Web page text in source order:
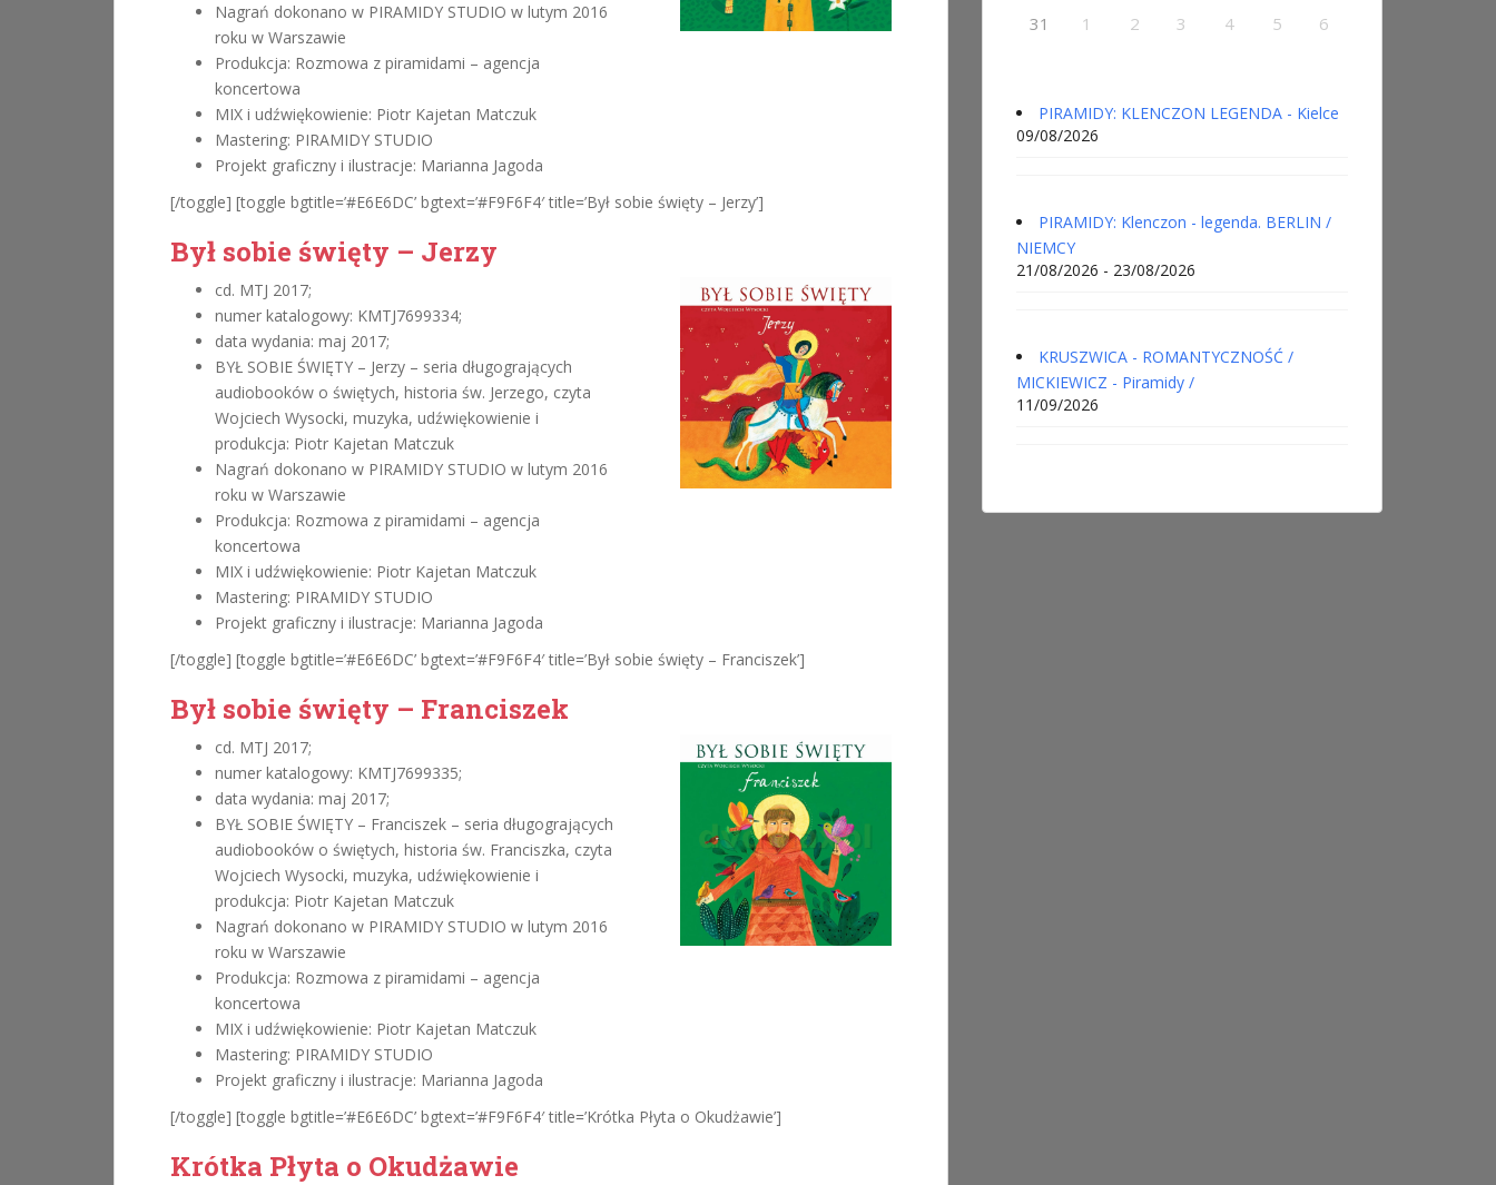
Nagrań dokonano w PIRAMIDY STUDIO w lutym 2016
roku w Warszawie
Produkcja: Rozmowa z piramidami – agencja
koncertowa
MIX i udźwiękowienie: Piotr Kajetan Matczuk
Mastering: PIRAMIDY STUDIO
Projekt graficzny i ilustracje: Marianna Jagoda
[/toggle] [toggle bgtitle=’#E6E6DC’ bgtext=’#F9F6F4′ title=’Był sobie święty – Jerzy’]
Był sobie święty – Jerzy
cd. MTJ 2017;
numer katalogowy: KMTJ7699334;
data wydania: maj 2017;
BYŁ SOBIE ŚWIĘTY – Jerzy – seria długogrających
audiobooków o świętych, historia św. Jerzego, czyta
Wojciech Wysocki, muzyka, udźwiękowienie i
produkcja: Piotr Kajetan Matczuk
Nagrań dokonano w PIRAMIDY STUDIO w lutym 2016
roku w Warszawie
Produkcja: Rozmowa z piramidami – agencja
koncertowa
MIX i udźwiękowienie: Piotr Kajetan Matczuk
Mastering: PIRAMIDY STUDIO
Projekt graficzny i ilustracje: Marianna Jagoda
[/toggle] [toggle bgtitle=’#E6E6DC’ bgtext=’#F9F6F4′ title=’Był sobie święty – Franciszek’]
Był sobie święty – Franciszek
cd. MTJ 2017;
numer katalogowy: KMTJ7699335;
data wydania: maj 2017;
BYŁ SOBIE ŚWIĘTY – Franciszek – seria długogrających
audiobooków o świętych, historia św. Franciszka, czyta
Wojciech Wysocki, muzyka, udźwiękowienie i
produkcja: Piotr Kajetan Matczuk
Nagrań dokonano w PIRAMIDY STUDIO w lutym 2016
roku w Warszawie
Produkcja: Rozmowa z piramidami – agencja
koncertowa
MIX i udźwiękowienie: Piotr Kajetan Matczuk
Mastering: PIRAMIDY STUDIO
Projekt graficzny i ilustracje: Marianna Jagoda
[/toggle] [toggle bgtitle=’#E6E6DC’ bgtext=’#F9F6F4′ title=’Krótka Płyta o Okudżawie’]
Krótka Płyta o Okudżawie
31 1 2 3 4 5 6
PIRAMIDY: KLENCZON LEGENDA - Kielce
09/08/2026
PIRAMIDY: Klenczon - legenda. BERLIN /
NIEMCY
21/08/2026 - 23/08/2026
KRUSZWICA - ROMANTYCZNOŚĆ /
MICKIEWICZ - Piramidy /
11/09/2026